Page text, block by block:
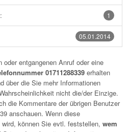
1
05.01.2014
entgangenen Anruf oder eine
01711288339 erhalten
über die Sie mehr Informationen
nicht die/der Einzige.
die Kommentare der übrigen Benutzer
anschauen. Wenn diese
können Sie evtl. feststellen, wem